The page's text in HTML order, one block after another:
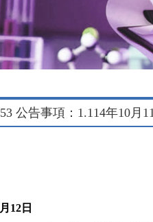
公告事項：1.114年10月
月 12 日